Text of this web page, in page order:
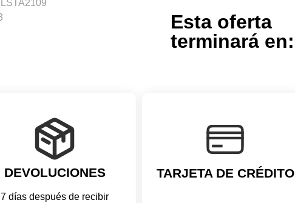
Esta oferta
terminará en:
DEVOLUCIONES
7 días después de recibir
TARJETA DE CRÉDITO